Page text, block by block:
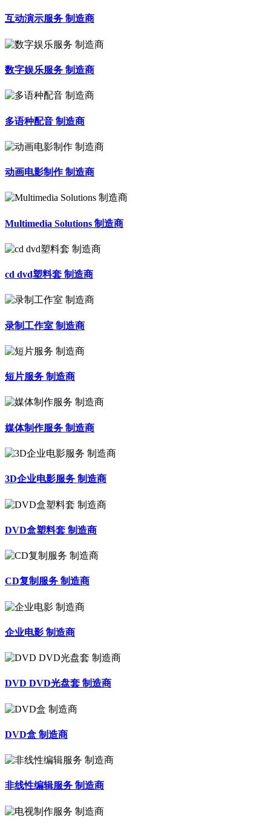
互动演示服务 制造商
数字娱乐服务 制造商
多语种配音 制造商
动画电影制作 制造商
Multimedia Solutions 制造商
cd dvd塑料套 制造商
录制工作室 制造商
短片服务 制造商
媒体制作服务 制造商
3D企业电影服务 制造商
DVD盒塑料套 制造商
CD复制服务 制造商
企业电影 制造商
DVD DVD光盘套 制造商
DVD盒 制造商
非线性编辑服务 制造商